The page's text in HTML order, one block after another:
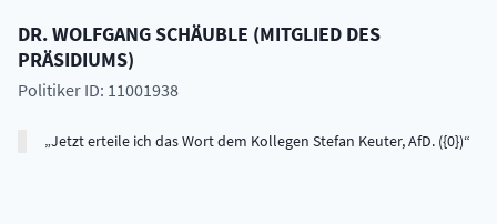
DR.WOLFGANGSCHÄUBLE (MITGLIED DES
PRÄSIDIUMS)
Politiker ID: 11001938
Jetzt erteile ich das Wort dem Kollegen Stefan Keuter, AfD. ({0})